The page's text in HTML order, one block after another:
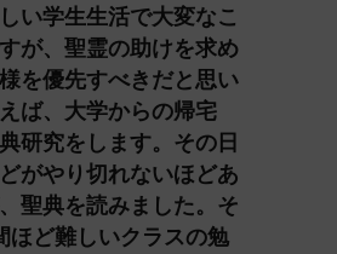
い学生生活で大変なこ
が、聖霊の助けを求め
を優先すべきだと思い
ば、大学からの帰宅
研究をします。その日
がやり切れないほどあ
聖典を読みました。そ
ほど難しいクラスの勉